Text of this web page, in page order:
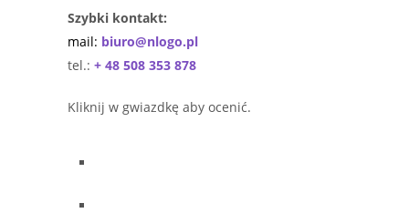
Szybki kontakt:
mail: biuro@nlogo.pl
tel.: + 48 508 353 878
Kliknij w gwiazdkę aby ocenić.